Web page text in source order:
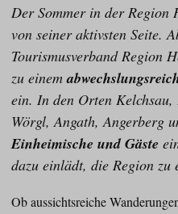
Der Sommer in der Region
von seiner aktivsten Seite.
Tourismusverband Region
zu einem
ein. In den Orten
Wörgl, Angath, Angerberg
Einheimische und Gäste
dazu einlädt, die Region zu
Ob aussichtsreiche